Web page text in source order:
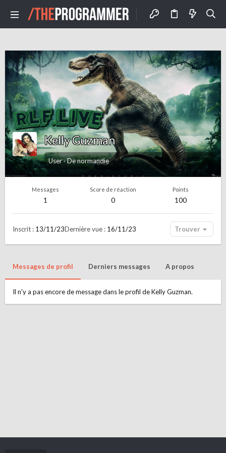
Kelly Guzman
User·Denormandie
Messages
1
Score de réaction
0
Points
100
Inscrit 13/11/23Dernière vue 16/11/23 Trouver
Messages de profil Derniers messages A propos
Il n'y a pas encore de message dans le profil de Kelly Guzman.